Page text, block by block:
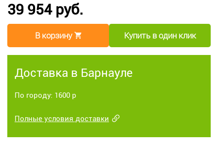
39 954 руб.
В корзину Купить в один клик
Доставка в Барнауле
По городу: 1600 р
Полные условия доставки